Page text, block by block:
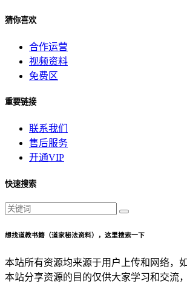
猜你喜欢
合作运营
视频资料
免费区
重要链接
联系我们
售后服务
开通VIP
快速搜索
想找道教书籍（道家秘法资料），这里搜索一下
本站所有资源均来源于用户上传和网络，
本站分享资源的目的仅供大家学习和交流